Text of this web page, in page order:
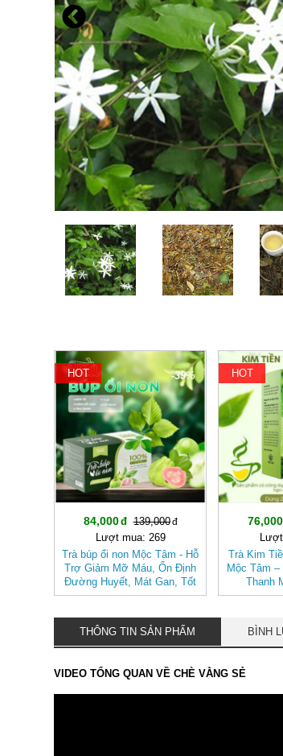
-39%
HOT
84,000
139,000
Lượt mua: 269
Trà búp ổi non Mộc Tâm - Hỗ
Trợ Giảm Mỡ Máu, Ổn Định
Đường Huyết, Mát Gan, Tốt
Cho Tim Mạch- Hệ Tiêu Hóa
HOT
76,000
Trà Kim
Mộc Tâm –
Thanh
THÔNG TIN SẢN PHẨM BÌNH
VIDEO TỔNG QUAN VỀ CHÈ VẰNG SẺ